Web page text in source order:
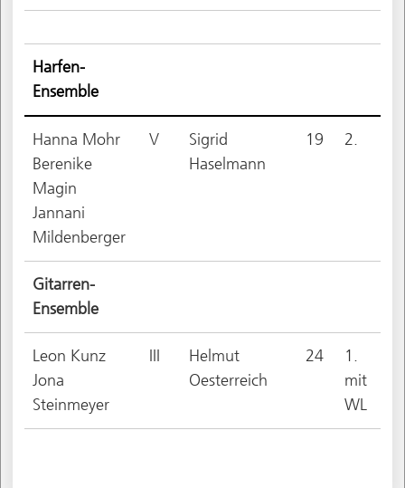
Harfen-
Ensemble
Hanna Mohr
Berenike
Magin
Jannani
Mildenberger
V
Sigrid
Haselmann
19 2.
Gitarren-
Ensemble
Leon Kunz
Jona
Steinmeyer
III
Helmut
Oesterreich
24
1.
mit
WL